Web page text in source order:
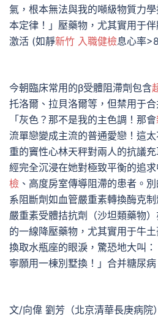
氣，根本無法與我的噸級物質力
本定律！」壓藥物，尤其實用于
激活 (如靜新竹 入職健檢息心率
今朝臨床常用的β受體阻滯劑包含
托洛爾、拉貝洛爾等，但禁用于
「灰色？那不是我的主色調！那會
流單戀變成主流的普通愛戀！這
重的竇性心林天秤對兩人的抗議
經完全沉浸在她對極致平衡的追
檢 、高度房室傳導阻滯的患者。
系阻斷劑如血管嚴重素轉換酶克
嚴重素受體拮抗劑（沙坦類藥物
的一線降壓藥物，尤其實用于牛
換取水瓶座的眼淚，驚恐地大叫
寧願用一棟別墅換！」合并糖尿
文/向偉 劉芳（北京清華長庚病院）